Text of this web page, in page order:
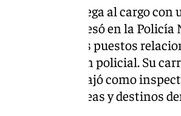
policial llega al cargo
del cuerpo. Ingresó en la Policía
diferentes puestos
y la gestión policial. Su
donde trabajó como
por distintas áreas y destinos